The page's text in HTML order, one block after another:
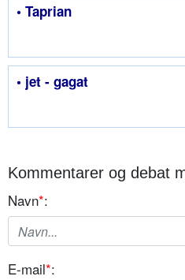
• Taprian
• jet - gagat
Kommentarer og debat
Navn*:
E-mail*: